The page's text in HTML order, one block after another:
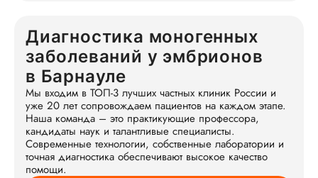
Диагностика моногенных
заболеваний у эмбрионов
в Барнауле
Мы входим в ТОП-3 лучших частных клиник России и
уже 20 лет сопровождаем пациентов на каждом этапе.
Наша команда – это практикующие профессора,
кандидаты наук и талантливые специалисты.
Современные технологии, собственные лаборатории и
точная диагностика обеспечивают высокое качество
помощи.